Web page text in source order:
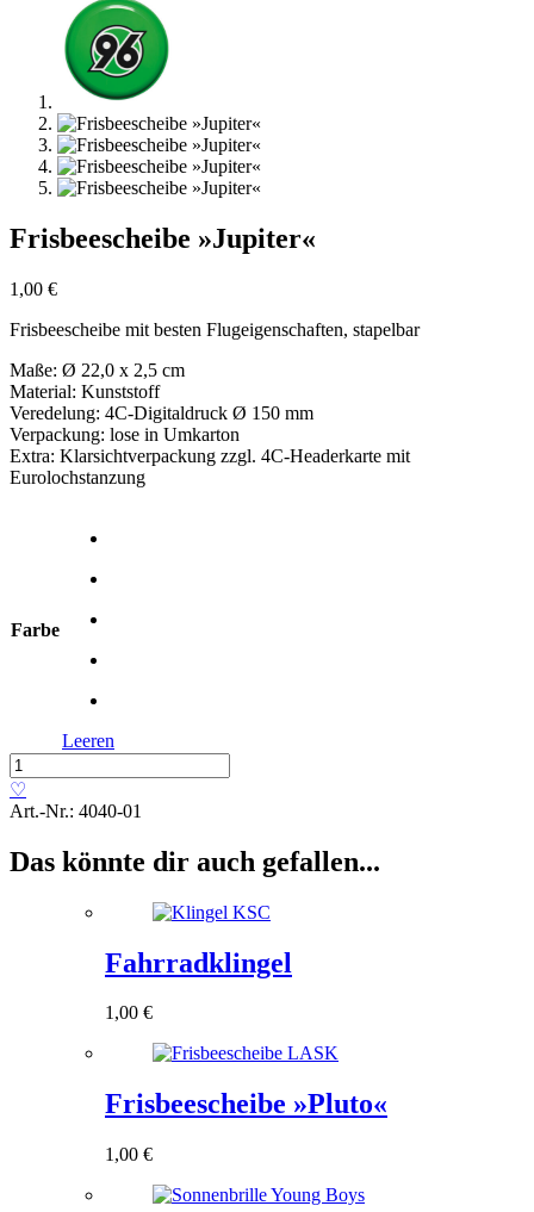
Frisbeescheibe »Jupiter«
1,00 €
Frisbeescheibe mit besten Flugeigenschaften, stapelbar
Maße: Ø 22,0 x 2,5 cm
Material: Kunststoff
Veredelung: 4C-Digitaldruck Ø 150 mm
Verpackung: lose in Umkarton
Extra: Klarsichtverpackung zzgl. 4C-Headerkarte mit
Eurolochstanzung
Farbe
Leeren
Frisbeescheibe
»Jupiter«
Menge
♡
Art.-Nr.: 4040-01
Das könnte dir auch gefallen...
Fahrradklingel
1,00 €
Frisbeescheibe »Pluto«
1,00 €